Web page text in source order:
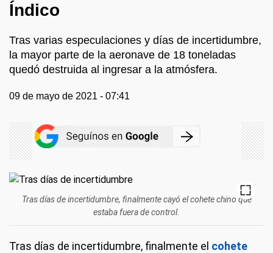
Índico
Tras varias especulaciones y días de incertidumbre,
la mayor parte de la aeronave de 18 toneladas
quedó destruida al ingresar a la atmósfera.
09 de mayo de 2021 - 07:41
Tras días de incertidumbre, finalmente cayó el cohete chino que
estaba fuera de control.
Tras días de incertidumbre, finalmente el cohete